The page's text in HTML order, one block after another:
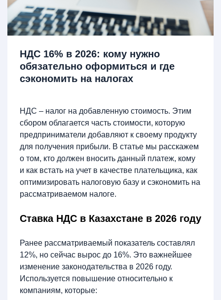
НДС 16% в 2026: кому нужно
обязательно оформиться и где
сэкономить на налогах
НДС – налог на добавленную стоимость. Этим
сбором облагается часть стоимости, которую
предприниматели добавляют к своему продукту
для получения прибыли. В статье мы расскажем
о том, кто должен вносить данный платеж, кому
и как встать на учет в качестве плательщика, как
оптимизировать налоговую базу и сэкономить на
рассматриваемом налоге.
Ставка НДС в Казахстане в 2026 году
Ранее рассматриваемый показатель составлял
12%, но сейчас вырос до 16%. Это важнейшее
изменение законодательства в 2026 году.
Используется повышение относительно к
компаниям, которые: